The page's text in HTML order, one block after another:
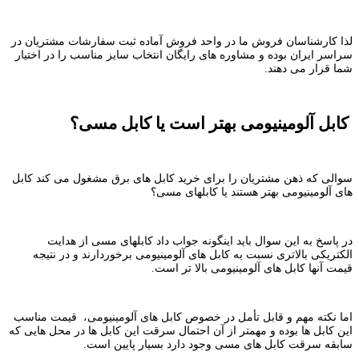
لذا کارشناسان فروش ما در واحد فروش آماده ثبت سفارشات مشتریان در
سراسر ایران بوده و مشاوره های رایگان انتخاب سایز مناسب را در اختیار
شما قرار می دهند.
کابل آلومینیومی بهتر است یا کابل مسی؟
سوالی که ذهن مشتریان را برای خرید کابل های برق مشغول می کند کابل
های آلومینیومی بهتر هستند یا کابلهای مسی؟
در پاسخ به این سوال باید اینگونه جواب داد کابلهای مسی از هدایت
الکتریکی بالاتری نسبت به کابل های آلومینیومی برخوردارند و در نتیجه
قیمت آنها کابل های آلومینیومی بالا تر است.
اما نکته مهم و قابل تأمل در خصوص کابل های آلومینیومی، قیمت مناسب
این کابل ها بوده و مهمتر از آن احتمال سرقت این کابل ها در محل هایی که
سابقه سرقت کابل های مسی وجود دارد بسیار پایین است.